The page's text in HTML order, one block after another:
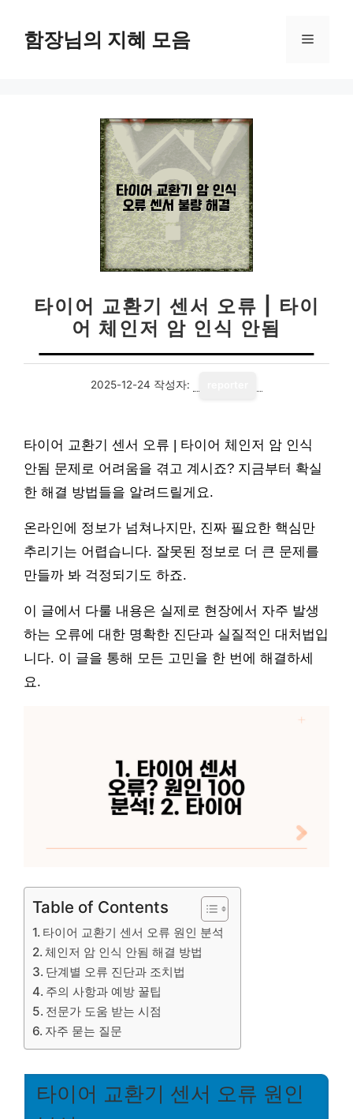
함장님의 지혜 모음 메
타이어 교환기 센서 오류 | 타이
어 체인저 암 인식 안됨
2025-12-24 작성자:
타이어 교환기 센서 오류 | 타이어 체인저 암 인식
안됨 문제로 어려움을 겪고 계시죠? 지금부터 확실
한 해결 방법들을 알려드릴게요.
온라인에 정보가 넘쳐나지만, 진짜 필요한 핵심만
추리기는 어렵습니다. 잘못된 정보로 더 큰 문제를
만들까 봐 걱정되기도 하죠.
이 글에서 다룰 내용은 실제로 현장에서 자주 발생
하는 오류에 대한 명확한 진단과 실질적인 대처법입
니다. 이 글을 통해 모든 고민을 한 번에 해결하세
요.
Table of Contents
타이어 교환기 센서 오류 원인 분석
체인저 암 인식 안됨 해결 방법
단계별 오류 진단과 조치법
주의 사항과 예방 꿀팁
전문가 도움 받는 시점
자주 묻는 질문
타이어 교환기 센서 오류 원인